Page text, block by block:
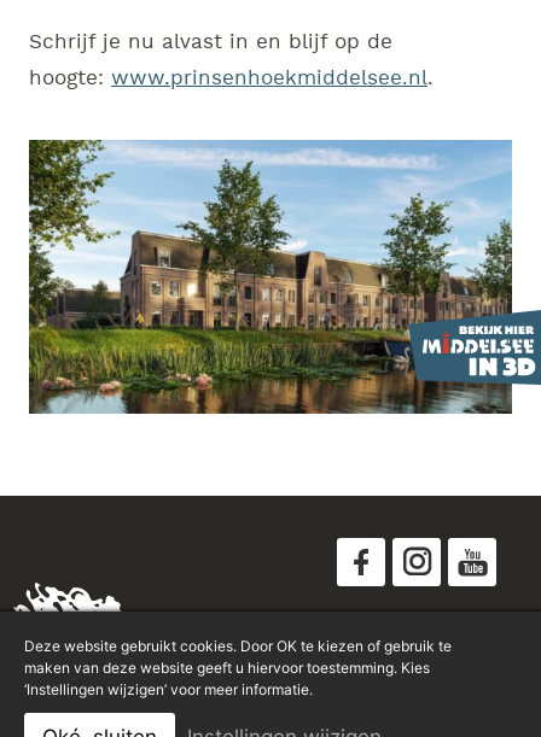
Schrijf je nu alvast in en blijf op de
hoogte: www.prinsenhoekmiddelsee.nl.
Privacyverklaring
Deze website gebruikt cookies. Door OK te kiezen of gebruik te
maken van deze website geeft u hiervoor toestemming. Kies
‘Instellingen wijzigen’ voor meer informatie.